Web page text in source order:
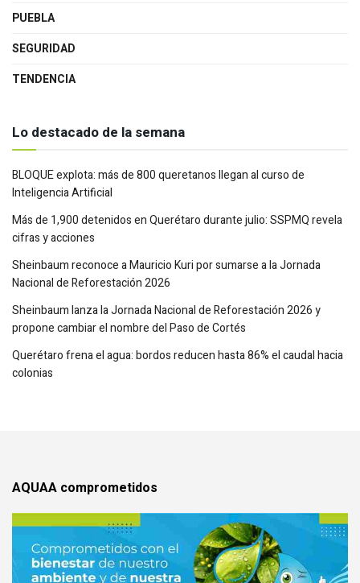
PUEBLA
SEGURIDAD
TENDENCIA
Lo destacado de la semana
BLOQUE explota: más de 800 queretanos llegan al curso de
Inteligencia Artificial
Más de 1,900 detenidos en Querétaro durante julio: SSPMQ revela
cifras y acciones
Sheinbaum reconoce a Mauricio Kuri por sumarse a la Jornada
Nacional de Reforestación 2026
Sheinbaum lanza la Jornada Nacional de Reforestación 2026 y
propone cambiar el nombre del Paso de Cortés
Querétaro frena el agua: bordos reducen hasta 86% el caudal hacia
colonias
AQUAA comprometidos